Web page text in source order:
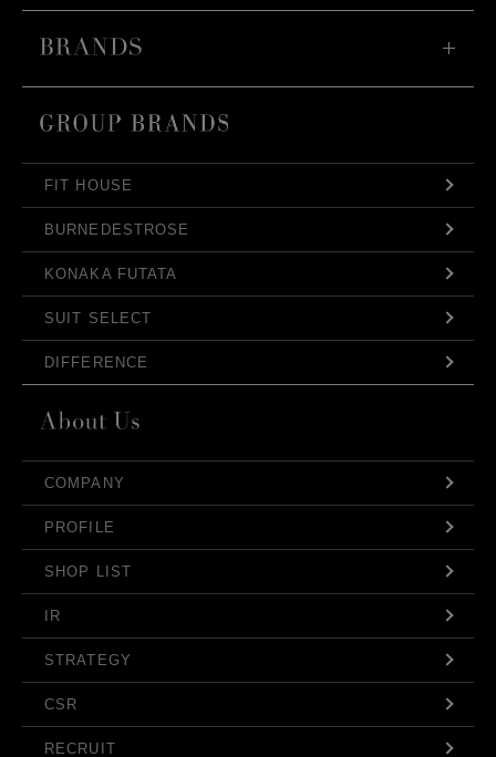
FIT HOUSE
BURNEDESTROSE
KONAKA FUTATA
SUIT SELECT
DIFFERENCE
COMPANY
PROFILE
SHOP LIST
IR
STRATEGY
CSR
RECRUIT